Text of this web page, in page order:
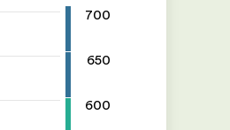
700
650
600